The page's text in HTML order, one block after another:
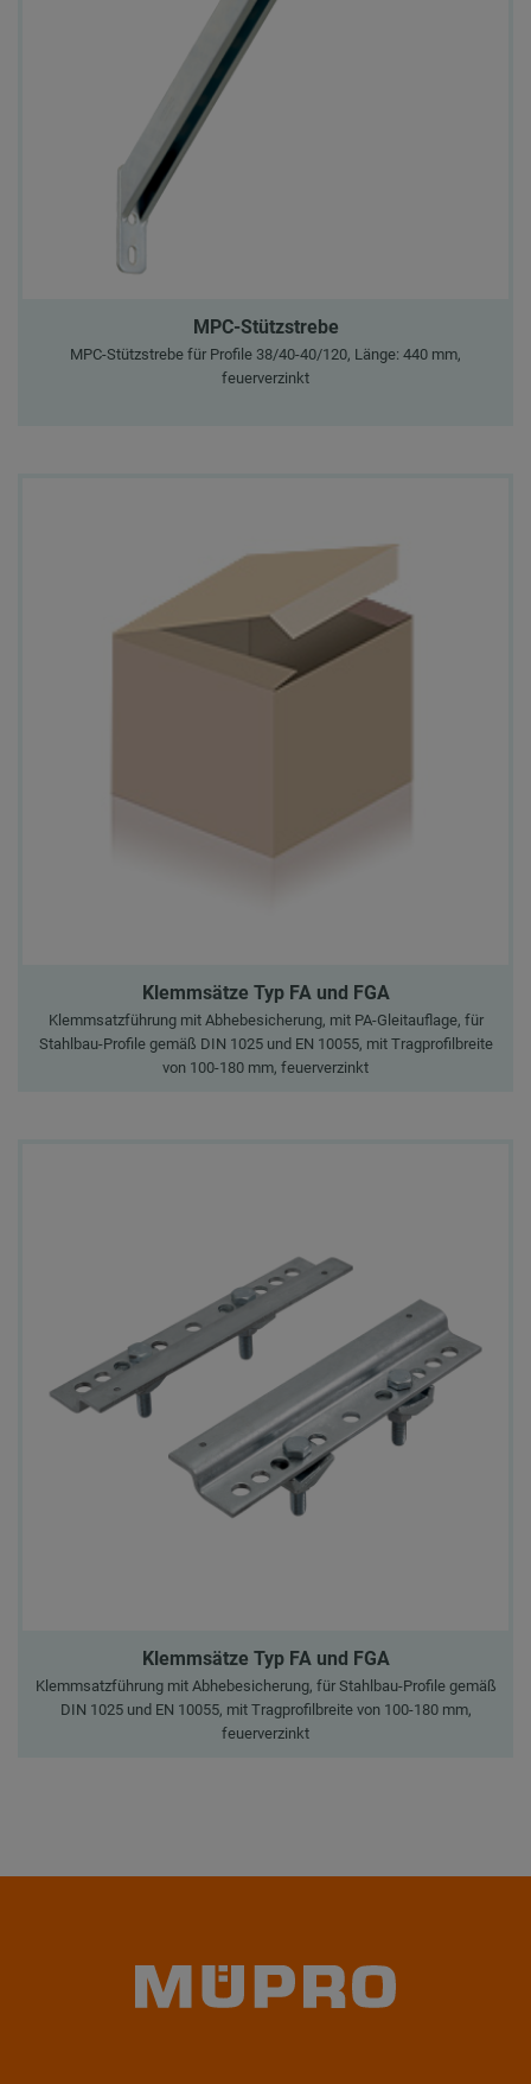
MPC-Stützstrebe
MPC-Stützstrebe für Profile 38/40-40/120, Länge: 440 mm,
feuerverzinkt
Klemmsätze Typ FA und FGA
Klemmsatzführung mit Abhebesicherung, mit PA-Gleitauflage, für
Stahlbau-Profile gemäß DIN 1025 und EN 10055, mit Tragprofilbreite
von 100-180 mm, feuerverzinkt
Klemmsätze Typ FA und FGA
Klemmsatzführung mit Abhebesicherung, für Stahlbau-Profile gemäß
DIN 1025 und EN 10055, mit Tragprofilbreite von 100-180 mm,
feuerverzinkt